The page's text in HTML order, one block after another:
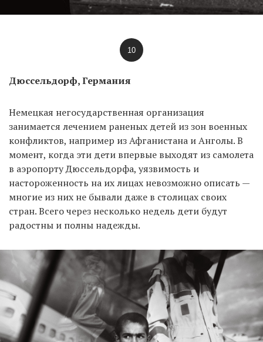
10
Дюссельдорф, Германия
Немецкая негосударственная организация
занимается лечением раненых детей из зон военных
конфликтов, например из Афганистана и Анголы. В
момент, когда эти дети впервые выходят из самолета
в аэропорту Дюссельдорфа, уязвимость и
настороженность на их лицах невозможно описать —
многие из них не бывали даже в столицах своих
стран. Всего через несколько недель дети будут
радостны и полны надежды.